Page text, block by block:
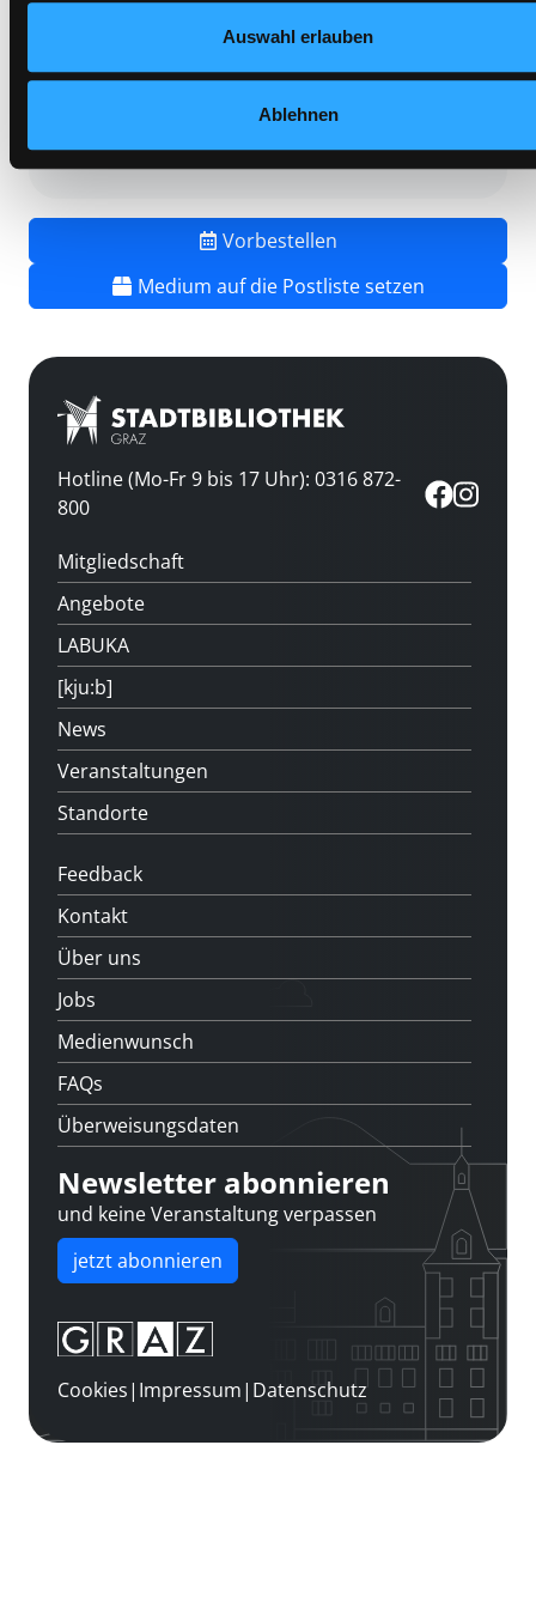
Auswahl erlauben
Ablehnen
Vorbestellungen:0
Belletristik
Frist:
1501SB02357
Standort 3:
Vorbestellen
Medium auf die Postliste setzen
Hotline (Mo-Fr 9 bis 17 Uhr): 0316 872-
800
Mitgliedschaft
Angebote
LABUKA
[kju:b]
News
Veranstaltungen
Standorte
Feedback
Kontakt
Über uns
Jobs
Medienwunsch
FAQs
Überweisungsdaten
Newsletter abonnieren
und keine Veranstaltung verpassen
jetzt abonnieren
Cookies| Impressum| Datenschutz